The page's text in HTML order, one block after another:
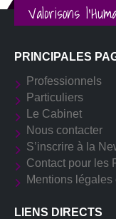
Valorisons
PRINCIPALES
Professionnels
Particuliers
Le Cabinet
Nous contacter
S’inscrire à la
Contact pour les
Mentions
LIENS DIRECTS